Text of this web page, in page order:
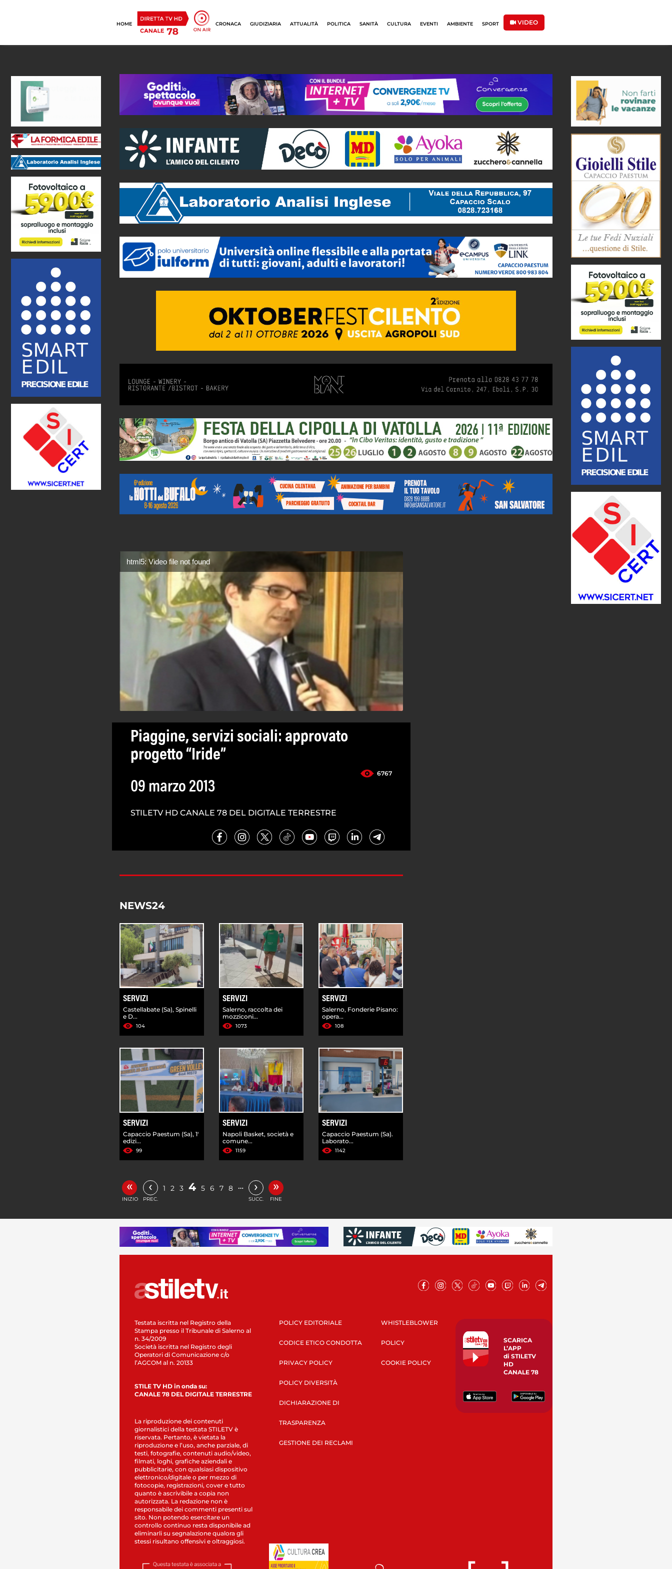
HOME CRONACA GIUDIZIARIA ATTUALITÀ POLITICA SANITÀ CULTURA EVENTI AMBIENTE SPORT VIDEO
html5: Video file not found
Piaggine, servizi sociali: approvato
progetto “Iride”
6767
09 marzo 2013
STILETV HD CANALE 78 DEL DIGITALE TERRESTRE
NEWS24
SERVIZI
Castellabate (Sa), Spinelli
e D...
104
SERVIZI
Salerno, raccolta dei
mozziconi...
1073
SERVIZI
Salerno, Fonderie Pisano:
opera...
108
SERVIZI
Capaccio Paestum (Sa), 1'
edizi...
99
SERVIZI
Napoli Basket, società e
comune...
1159
SERVIZI
Capaccio Paestum (Sa).
Laborato...
1142
«
INIZIO
‹
PREC.
1 2 3 4 5 6 7 8 … ›
SUCC.
»
FINE
Testata iscritta nel Registro della
Stampa presso il Tribunale di Salerno al
n. 34/2009
Società iscritta nel Registro degli
Operatori di Comunicazione c/o
l’AGCOM al n. 20133
STILE TV HD in onda su:
CANALE 78 DEL DIGITALE TERRESTRE
La riproduzione dei contenuti
giornalistici della testata STILETV è
riservata. Pertanto, è vietata la
riproduzione e l’uso, anche parziale, di
testi, fotografie, contenuti audio/video,
filmati, loghi, grafiche aziendali e
pubblicitarie, con qualsiasi dispositivo
elettronico/digitale o per mezzo di
fotocopie, registrazioni, cover e tutto
quanto è ascrivibile a copia non
autorizzata. La redazione non è
responsabile dei commenti presenti sul
sito. Non potendo esercitare un
controllo continuo resta disponibile ad
eliminarli su segnalazione qualora gli
stessi risultano offensivi e oltraggiosi.
POLICY EDITORIALE
CODICE ETICO CONDOTTA
PRIVACY POLICY
POLICY DIVERSITÀ
DICHIARAZIONE DI
TRASPARENZA
GESTIONE DEI RECLAMI
WHISTLEBLOWER
POLICY
COOKIE POLICY
SCARICA
L’APP
di STILETV
HD
CANALE 78